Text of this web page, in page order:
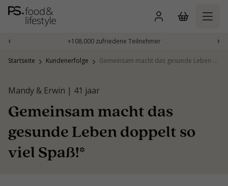
Zum
Inhalt
springen
‹ +108.000 zufriedene Teilnehmer ›
Startseite Kundenerfolge Gemeinsam macht das gesunde Leben doppelt so viel Spaß!*
Mandy & Erwin | 41 jaar
Gemeinsam macht das
gesunde Leben doppelt so
viel Spaß!*